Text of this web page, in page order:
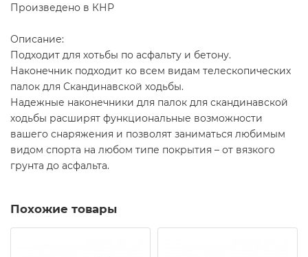
Произведено в КНР
Описание:
Подходит для хотьбы по асфальту и бетону.
Наконечник подходит ко всем видам телескопических
палок для Скандинавской ходьбы.
Надежные наконечники для палок для скандинавской
ходьбы расширят функциональные возможности
вашего снаряжения и позволят заниматься любимым
видом спорта на любом типе покрытия – от вязкого
грунта до асфальта.
Похожие товары